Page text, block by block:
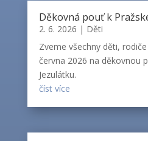
Děkovná pouť k
2. 6. 2026 | Děti
Zveme všechny děti,
června 2026 na děkovnou
Jezulátku.
číst více